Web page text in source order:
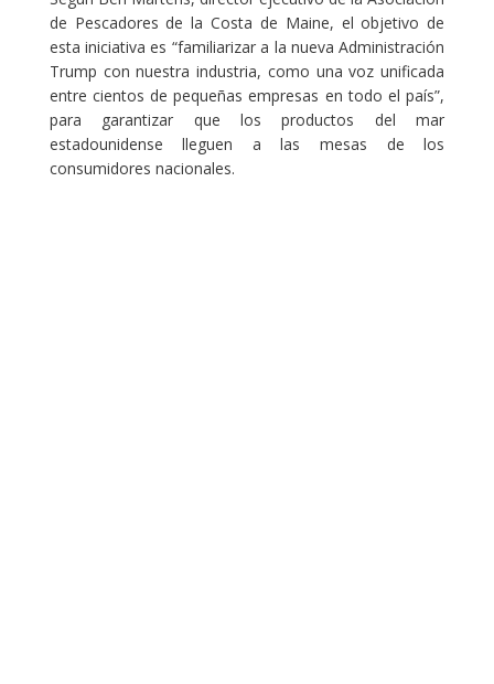
de Pescadores de la Costa de Maine, el objetivo de
esta iniciativa es “familiarizar a la nueva Administración
Trump con nuestra industria, como una voz unificada
entre cientos de pequeñas empresas en todo el país”,
para garantizar que los productos del mar
estadounidense lleguen a las mesas de los
consumidores nacionales.